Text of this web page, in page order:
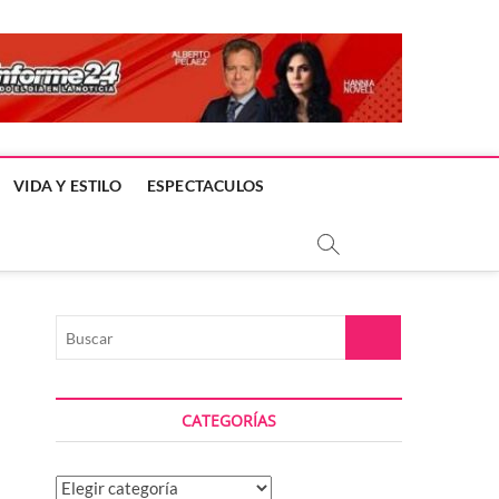
VIDA Y ESTILO ESPECTACULOS
CATEGORÍAS
Categorías